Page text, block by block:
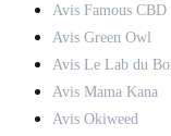
Avis Famous CBD
Avis Green Owl
Avis Le Lab du
Avis Mama Kana
Avis Okiweed